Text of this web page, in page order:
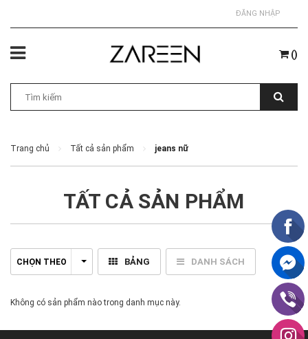
ĐĂNG NHẬP
()
Trang chủ Tất cả sản phẩm jeans nữ
TẤT CẢ SẢN PHẨM
CHỌN THEO BẢNG DANH SÁCH
Không có sản phẩm nào trong danh mục này.